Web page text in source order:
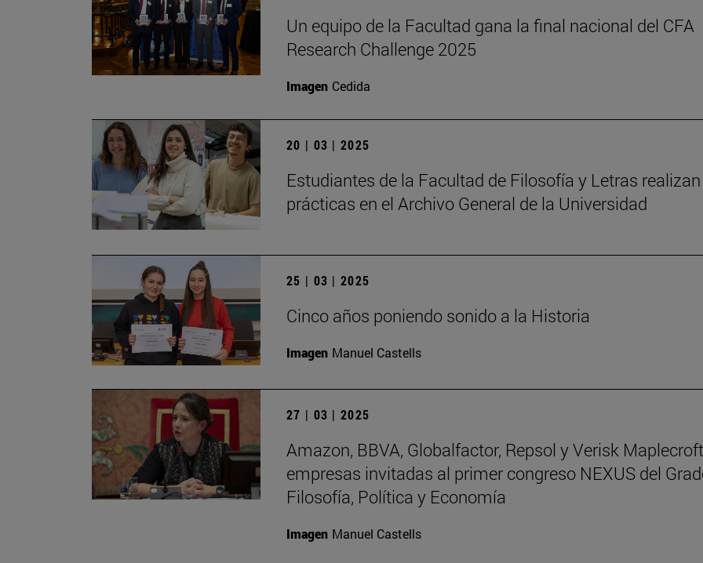
Un equipo de la Facultad gana la final nacional del CFA
Research Challenge 2025
Imagen Cedida
20 | 03 | 2025
Estudiantes de la Facultad de Filosofía y Letras realizan
prácticas en el Archivo General de la Universidad
25 | 03 | 2025
Cinco años poniendo sonido a la Historia
Imagen Manuel Castells
27 | 03 | 2025
Amazon, BBVA, Globalfactor, Repsol y Verisk
empresas invitadas al primer congreso NEXUS del
Filosofía, Política y Economía
Imagen Manuel Castells